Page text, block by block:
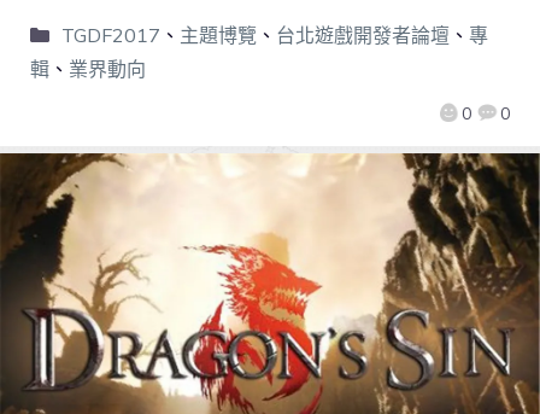
0 0
TGDF2017 、 主題博覽 、 台北遊戲開發者論壇 、 專
輯 、 業界動向